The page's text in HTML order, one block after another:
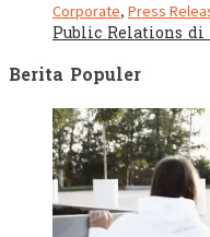
Corporate, Press
Public Relations
Berita Populer